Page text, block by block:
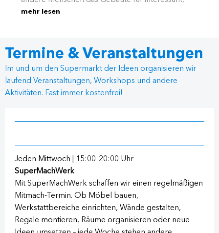
nützlich, spannend finden. Wir haben immer
nächstes ansteht!
mehr lesen
Termine & Veranstaltungen
Im und um den Supermarkt der Ideen organisieren wir
laufend Veranstaltungen, Workshops und andere
Aktivitäten. Fast immer kostenfrei!
Jeden Mittwoch | 15:00–20:00 Uhr
SuperMachWerk
Mit SuperMachWerk schaffen wir einen regelmäßigen
Mitmach-Termin. Ob Möbel bauen,
Werkstattbereiche einrichten, Wände gestalten,
Regale montieren, Räume organisieren oder neue